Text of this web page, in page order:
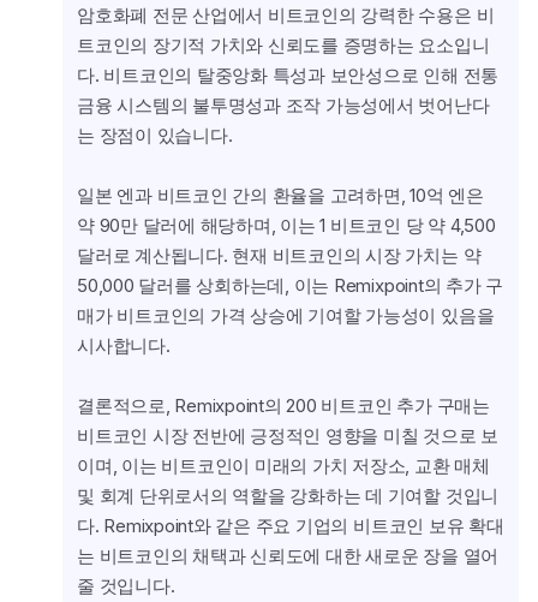
암호화폐 전문 산업에서 비트코인의 강력한 수용은 비
트코인의 장기적 가치와 신뢰도를 증명하는 요소입니
다. 비트코인의 탈중앙화 특성과 보안성으로 인해 전통
금융 시스템의 불투명성과 조작 가능성에서 벗어난다
는 장점이 있습니다.
일본 엔과 비트코인 간의 환율을 고려하면, 10억 엔은
약 90만 달러에 해당하며, 이는 1 비트코인 당 약 4,500
달러로 계산됩니다. 현재 비트코인의 시장 가치는 약
50,000 달러를 상회하는데, 이는 Remixpoint의 추가 구
매가 비트코인의 가격 상승에 기여할 가능성이 있음을
시사합니다.
결론적으로, Remixpoint의 200 비트코인 추가 구매는
비트코인 시장 전반에 긍정적인 영향을 미칠 것으로 보
이며, 이는 비트코인이 미래의 가치 저장소, 교환 매체
및 회계 단위로서의 역할을 강화하는 데 기여할 것입니
다. Remixpoint와 같은 주요 기업의 비트코인 보유 확대
는 비트코인의 채택과 신뢰도에 대한 새로운 장을 열어
줄 것입니다.